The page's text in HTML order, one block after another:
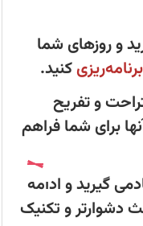
برنامه‌ریزیکنید.
و تفریح
برای شما فراهم
گیرید و ادامه
دشوارتر و تکنیک